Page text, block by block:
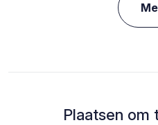
Plaatsen om